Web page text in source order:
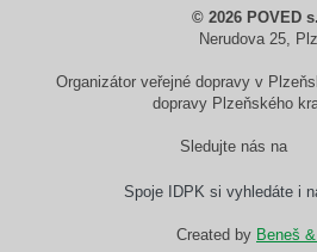
© 2026 POVED
Nerudova 25,
Organizátor veřejné dopravy v
dopravy Plzeňského
Sledujte nás na
Spoje IDPK si vyhledáte i
Created by Beneš